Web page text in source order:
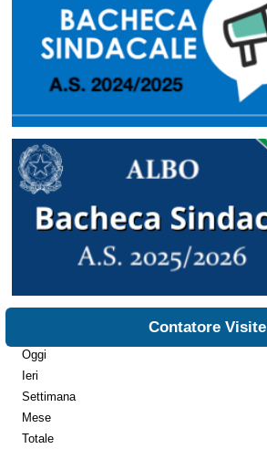
Contatore Visite
Oggi
Ieri
Settimana
Mese
Totale